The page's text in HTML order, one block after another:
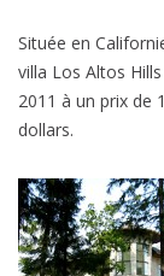
Située en
villa Los Altos
2011 à un prix de
dollars.